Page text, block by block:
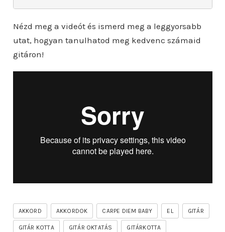
Nézd meg a videót és ismerd meg a leggyorsabb
utat, hogyan tanulhatod meg kedvenc számaid
gitáron!
AKKORD AKKORDOK CARPE DIEM BABY EL GITÁR
GITÁR KOTTA GITÁR OKTATÁS GITÁRKOTTA